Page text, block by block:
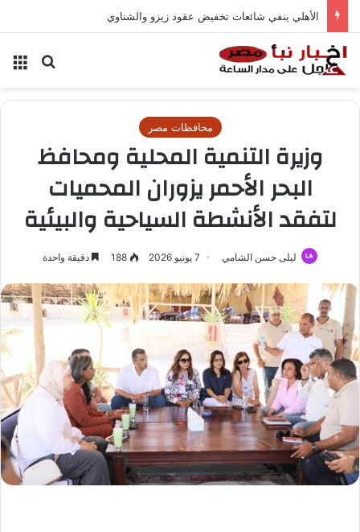
الأهلي ينفي شائعات تخفيض عقود زيزو والشناوي
بحث
محافظات مصر
وزيرة التنمية المحلية ومحافظ
البحر الأحمر يزوران المحميات
لتفقد الأنشطة السياحية والبيئية
ليلى حسن الشامي 7 يونيو 2026 188 دقيقة واحدة